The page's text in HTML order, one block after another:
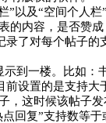
以及“空间个人
的内容，是否赞
了对每个帖子
示到一楼。比如
前设置的是支持大
，这时候该帖子发
回复”支持数等于